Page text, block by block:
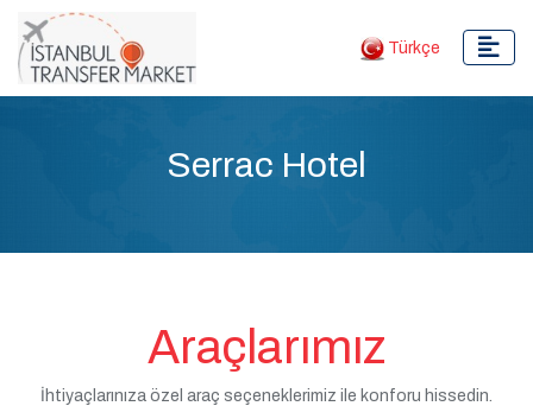
Türkçe
Serrac Hotel
Araçlarımız
İhtiyaçlarınıza özel araç seçeneklerimiz ile konforu hissedin.